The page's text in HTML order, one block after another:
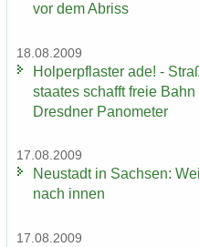
vor dem Ab­riss
18.08.2009
Hol­per­pflas­ter ade! -
staa­tes schafft freie
Dresd­ner Pano­me­ter
17.08.2009
Neu­stadt in Sach­sen:
nach innen
17.08.2009